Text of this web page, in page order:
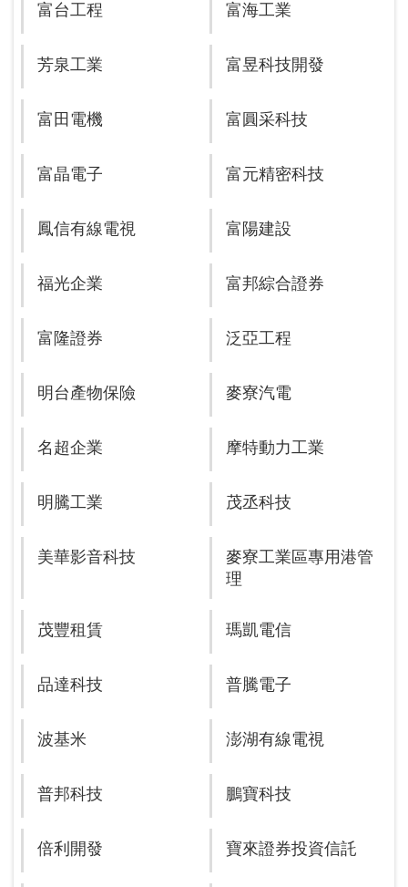
富台工程 富海工業
芳泉工業 富昱科技開發
富田電機 富圓采科技
富晶電子 富元精密科技
鳳信有線電視 富陽建設
福光企業 富邦綜合證券
富隆證券 泛亞工程
明台產物保險 麥寮汽電
名超企業 摩特動力工業
明騰工業 茂丞科技
美華影音科技
麥寮工業區專用港管
理
茂豐租賃 瑪凱電信
品達科技 普騰電子
波基米 澎湖有線電視
普邦科技 鵬寶科技
倍利開發 寶來證券投資信託